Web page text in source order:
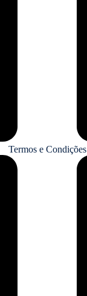
Termos e Condições